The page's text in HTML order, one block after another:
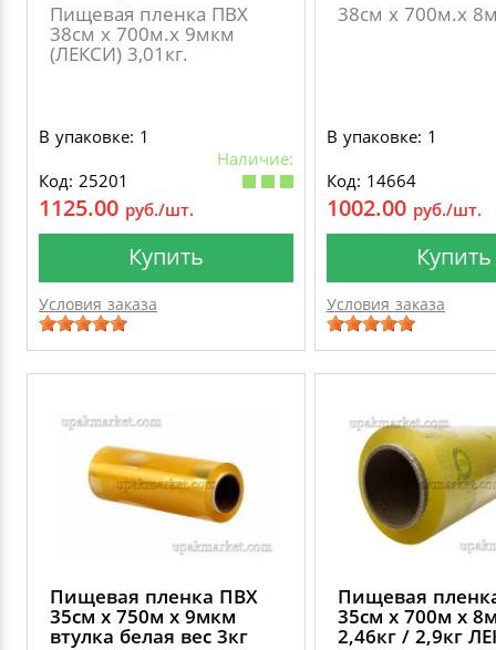
Пищевая пленка ПВХ
38см х 700м.х 9мкм
(ЛЕКСИ) 3,01кг.
В упаковке: 1
Наличие:
Код: 25201
1125.00 руб./шт.
Купить
Условия заказа
38см х 700м.х
В упаковке: 1
Код: 14664
1002.00 руб./шт.
Купить
Условия заказа
Пищевая пленка ПВХ
35см х 750м х 9мкм
втулка белая вес 3кг
Пищевая
35см х 700м х
2,46кг / 2,9кг